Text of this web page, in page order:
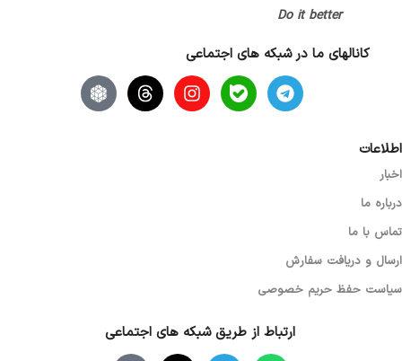
اصالت کالا
Do it better
کانالهای ما در شبکه های اجتماعی
اطلاعات
اخبار
درباره ما
تماس با ما
ارسال و دریافت سفارش
سیاست حفظ حریم خصوصی
ارتباط از طریق شبکه های اجتماعی